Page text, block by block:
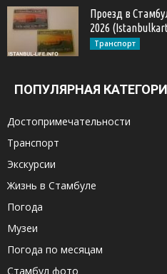
Проезд в
2026
Транспорт
ПОПУЛЯРНАЯ
Достопримечательности
Транспорт
Экскурсии
Жизнь в Стамбуле
Погода
Музеи
Погода по месяцам
Стамбул фото